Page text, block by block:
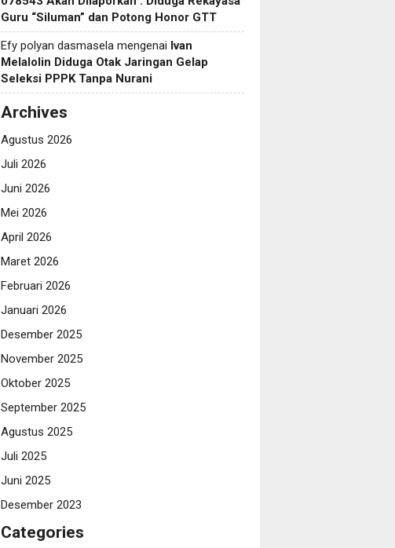
Guru “Siluman” dan Potong Honor GTT
Efy polyan dasmasela mengenai Ivan
Melalolin Diduga Otak Jaringan Gelap
Seleksi PPPK Tanpa Nurani
Archives
Agustus 2026
Juli 2026
Juni 2026
Mei 2026
April 2026
Maret 2026
Februari 2026
Januari 2026
Desember 2025
November 2025
Oktober 2025
September 2025
Agustus 2025
Juli 2025
Juni 2025
Desember 2023
Categories